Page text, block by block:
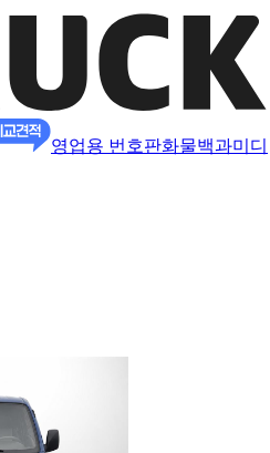
영업용 번호판화물백과미디